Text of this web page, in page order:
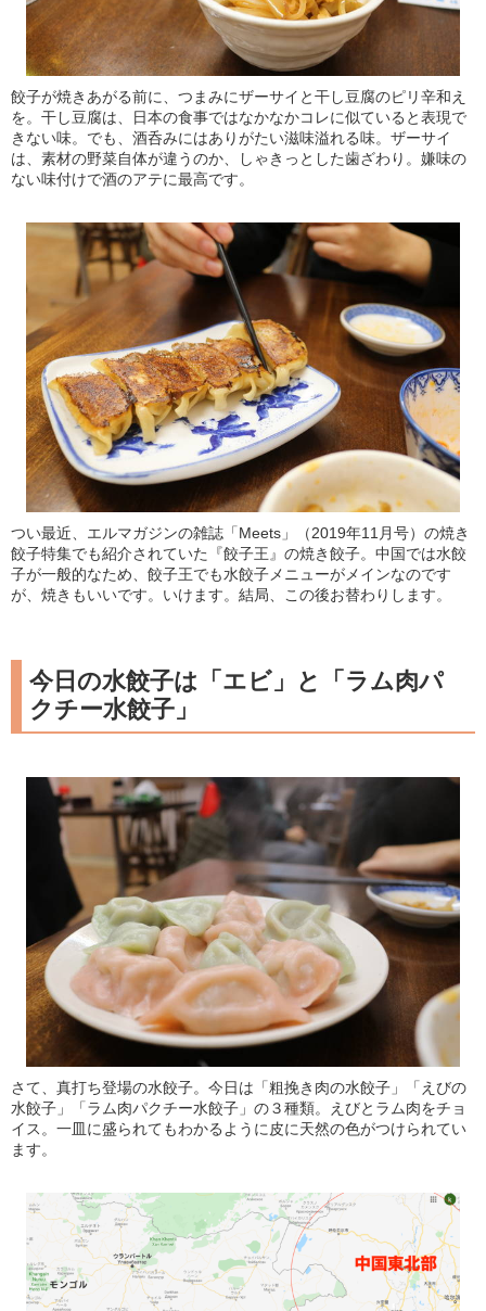
餃子が焼きあがる前に、つまみにザーサイと干し豆腐のピリ辛和え
を。干し豆腐は、日本の食事ではなかなかコレに似ていると表現で
きない味。でも、酒呑みにはありがたい滋味溢れる味。ザーサイ
は、素材の野菜自体が違うのか、しゃきっとした歯ざわり。嫌味の
ない味付けで酒のアテに最高です。
つい最近、エルマガジンの雑誌「Meets」（2019年11月号）の焼き
餃子特集でも紹介されていた『餃子王』の焼き餃子。中国では水餃
子が一般的なため、餃子王でも水餃子メニューがメインなのです
が、焼きもいいです。いけます。結局、この後お替わりします。
今日の水餃子は「エビ」と「ラム肉パ
クチー水餃子」
さて、真打ち登場の水餃子。今日は「粗挽き肉の水餃子」「えびの
水餃子」「ラム肉パクチー水餃子」の３種類。えびとラム肉をチョ
イス。一皿に盛られてもわかるように皮に天然の色がつけられてい
ます。